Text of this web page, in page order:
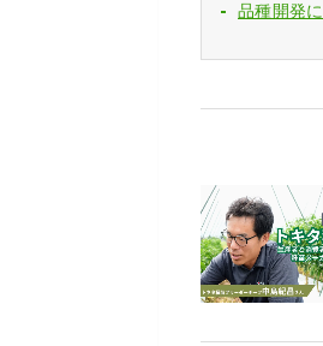
品種開発